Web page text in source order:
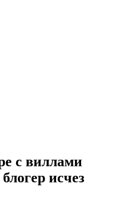
с виллами
исчез